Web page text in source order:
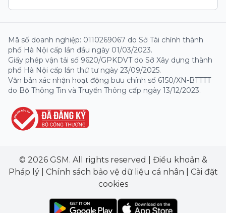
Mã số doanh nghiệp: 0110269067 do Sở Tài chính thành
phố Hà Nội cấp lần đầu ngày 01/03/2023.
Giấy phép vận tải số 9620/GPKDVT do Sở Xây dựng thành
phố Hà Nội cấp lần thứ tư ngày 23/09/2025.
Văn bản xác nhận hoạt động bưu chính số 6150/XN-BTTTT
do Bộ Thông Tin và Truyền Thông cấp ngày 13/12/2023.
© 2026 GSM. All rights reserved
Điều khoản &
Pháp lý| Chính sách bảo vệ dữ liệu cá nhân
Cài đặt
cookies